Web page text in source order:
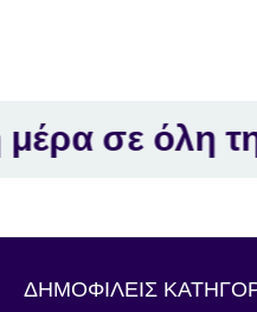
όλη την
ΔΗΜΟΦΙΛΕΙΣ